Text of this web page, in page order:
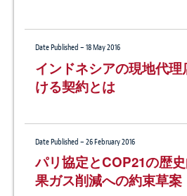
Date Published – 18 May 2016
インドネシアの現地代
ける契約とは
Date Published – 26 February 2016
パリ協定とCOP21の歴
果ガス削減への約束草案